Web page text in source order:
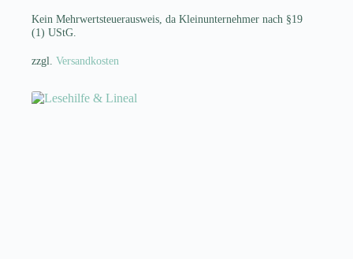
mehrere
Varianten
auf.
Die
Optionen
auf
Kein Mehrwertsteuerausweis, da Kleinunternehmer nach §19
(1) UStG.
zzgl. Versandkosten